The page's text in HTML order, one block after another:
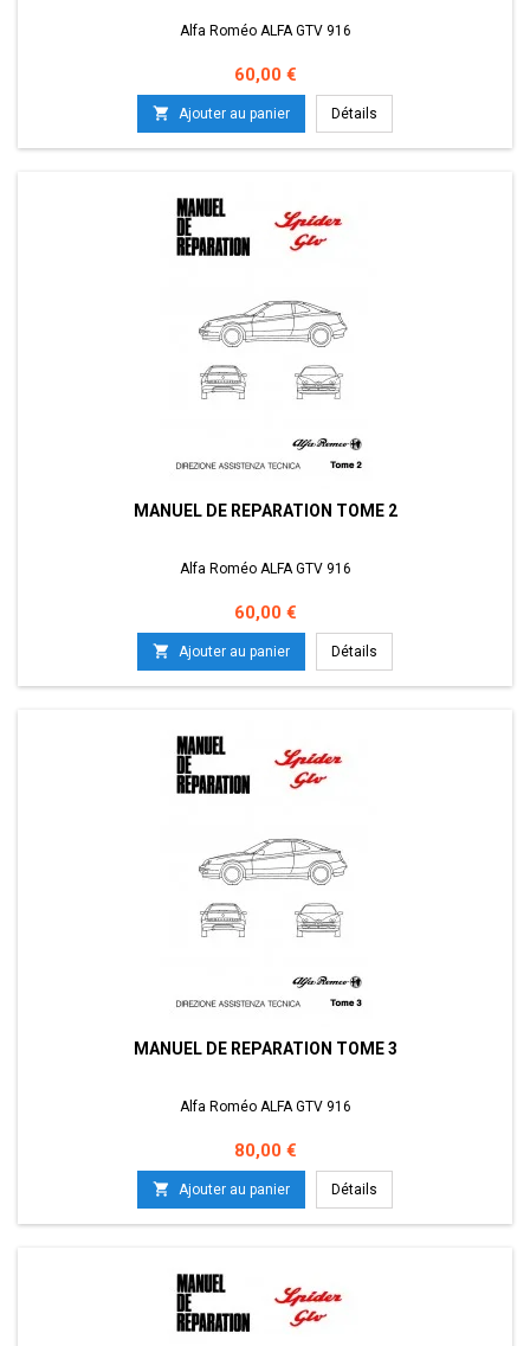
Alfa Roméo ALFA GTV 916
Prix
60,00 €
 Ajouter au panier Détails
MANUEL DE REPARATION TOME 2
Alfa Roméo ALFA GTV 916
Prix
60,00 €
 Ajouter au panier Détails
MANUEL DE REPARATION TOME 3
Alfa Roméo ALFA GTV 916
Prix
80,00 €
 Ajouter au panier Détails